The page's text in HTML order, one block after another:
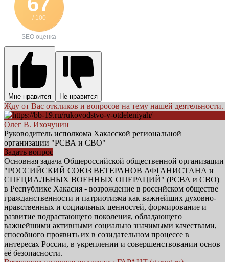
/ 100
SEO оценка
Мне нравится Не нравится
Жду от Вас откликов и вопросов на тему нашей деятельности.
Олег В. Ихочунин
Руководитель исполкома Хакасской региональной
организации "РСВА и СВО"
Задать вопрос
Основная задача Общероссийской общественной организации
"РОССИЙСКИЙ СОЮЗ ВЕТЕРАНОВ АФГАНИСТАНА и
СПЕЦИАЛЬНЫХ ВОЕННЫХ ОПЕРАЦИЙ" (РСВА и СВО)
в Республике Хакасия - возрождение в российском обществе
гражданственности и патриотизма как важнейших духовно-
нравственных и социальных ценностей, формирование и
развитие подрастающего поколения, обладающего
важнейшими активными социально значимыми качествами,
способного проявить их в созидательном процессе в
интересах России, в укреплении и совершенствовании основ
её безопасности.